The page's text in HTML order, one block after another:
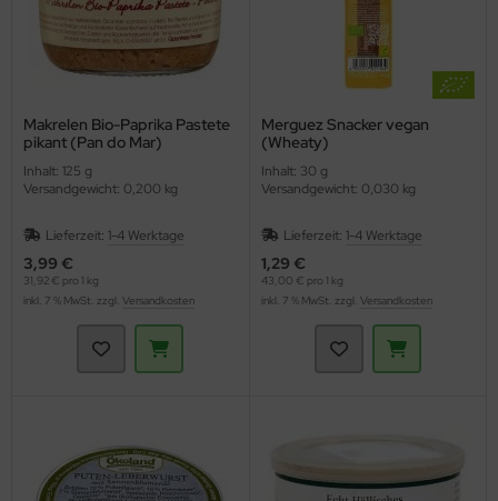
Makrelen Bio-Paprika Pastete
pikant (Pan do Mar)
Inhalt: 125 g
Versandgewicht: 0,200 kg
Lieferzeit: 1-4 Werktage
3,99 €
31,92 € pro 1 kg
inkl. 7 % MwSt. zzgl. Versandkosten
Merguez Snacker vegan
(Wheaty)
Inhalt: 30 g
Versandgewicht: 0,030 kg
Lieferzeit: 1-4 Werktage
1,29 €
43,00 € pro 1 kg
inkl. 7 % MwSt. zzgl. Versandkosten